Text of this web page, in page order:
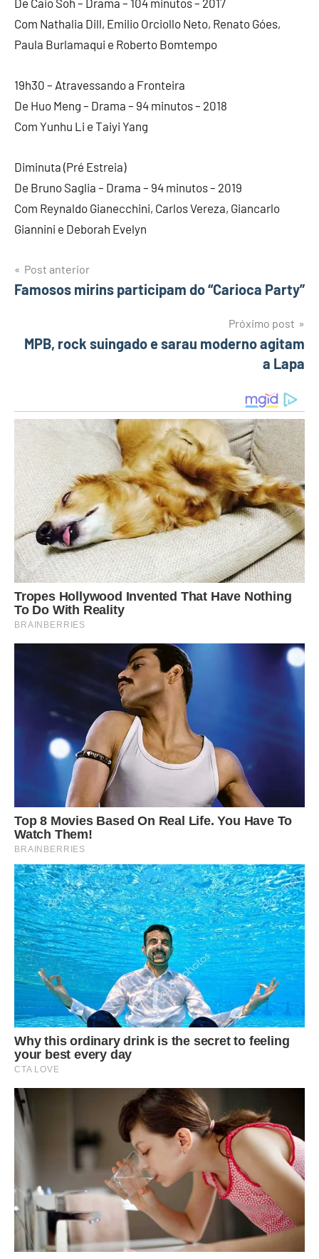
De Caio Soh – Drama – 104 minutos – 2017
Com Nathalia Dill, Emilio Orciollo Neto, Renato Góes,
Paula Burlamaqui e Roberto Bomtempo
19h30 – Atravessando a Fronteira
De Huo Meng – Drama – 94 minutos – 2018
Com Yunhu Li e Taiyi Yang
Diminuta (Pré Estreia)
De Bruno Saglia – Drama – 94 minutos – 2019
Com Reynaldo Gianecchini, Carlos Vereza, Giancarlo
Giannini e Deborah Evelyn
Navegação
Post
Post anterior
Famosos mirins participam do “Carioca Party”
Próximo post
MPB, rock suingado e sarau moderno agitam
a Lapa